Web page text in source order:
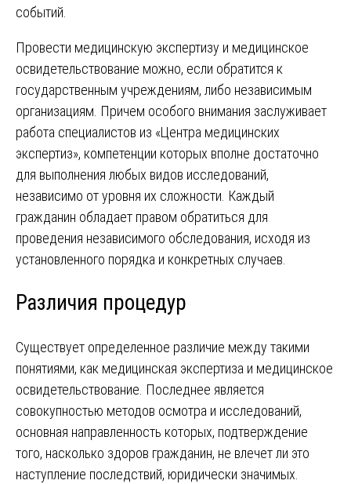
событий.
Провести медицинскую экспертизу и медицинское
освидетельствование можно, если обратится к
государственным учреждениям, либо независимым
организациям. Причем особого внимания заслуживает
работа специалистов из «Центра медицинских
экспертиз», компетенции которых вполне достаточно
для выполнения любых видов исследований,
независимо от уровня их сложности. Каждый
гражданин обладает правом обратиться для
проведения независимого обследования, исходя из
установленного порядка и конкретных случаев.
Различия процедур
Существует определенное различие между такими
понятиями, как медицинская экспертиза и медицинское
освидетельствование. Последнее является
совокупностью методов осмотра и исследований,
основная направленность которых, подтверждение
того, насколько здоров гражданин, не влечет ли это
наступление последствий, юридически значимых.